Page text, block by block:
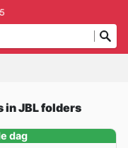
in JBL folders
dag